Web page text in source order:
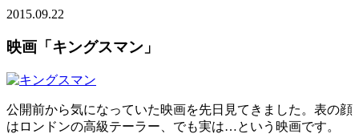
2015.09.22
映画「キングスマン」
公開前から気になっていた映画を先日見てきました。表の顔
はロンドンの高級テーラー、でも実は…という映画です。